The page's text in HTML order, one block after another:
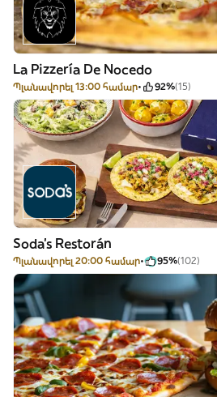
La Pizzería De Nocedo
Պլանավորել 13:00 համար 92%(15)
Soda's Restorán
Պլանավորել 20:00 համար 95%(102)